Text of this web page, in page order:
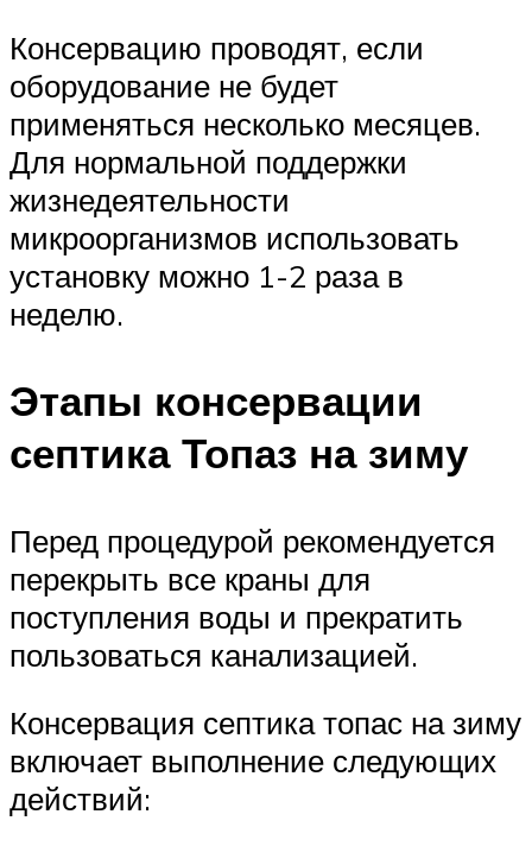
Консервацию проводят, если
оборудование не будет
применяться несколько месяцев.
Для нормальной поддержки
жизнедеятельности
микроорганизмов использовать
установку можно 1-2 раза в
неделю.
Этапы консервации
септика Топаз на зиму
Перед процедурой рекомендуется
перекрыть все краны для
поступления воды и прекратить
пользоваться канализацией.
Консервация септика топас на зиму
включает выполнение следующих
действий: